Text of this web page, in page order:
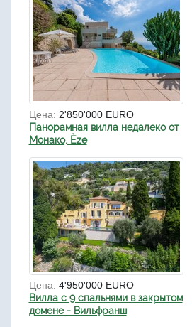
Цена: 2'850'000 EURO
Панорамная вилла недалеко от
Монако, Èze
Цена: 4'950'000 EURO
Вилла с 9 спальнями в закрытом
домене - Вильфранш